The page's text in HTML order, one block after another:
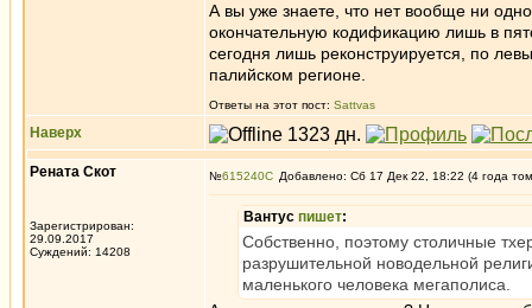
А вы уже знаете, что нет вообще ни
окончательную кодификацию лишь в
сегодня лишь реконструируется, по
палийском регионе.
Ответы на этот пост: Sattvas
Наверх
Рената Скот
Зарегистрирован:
29.09.2017
Суждений: 14208
№615240 Добавлено: Сб 17 Дек 22, 18:22 (4 года
Вантус пишет:
Собственно, поэтому столичные
разрушительной новодельной
маленького человека мегаполиса.